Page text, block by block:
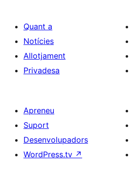
Quant a
Notícies
Allotjament
Privadesa
Apreneu
Suport
Desenvolupadors
WordPress.tv ↗